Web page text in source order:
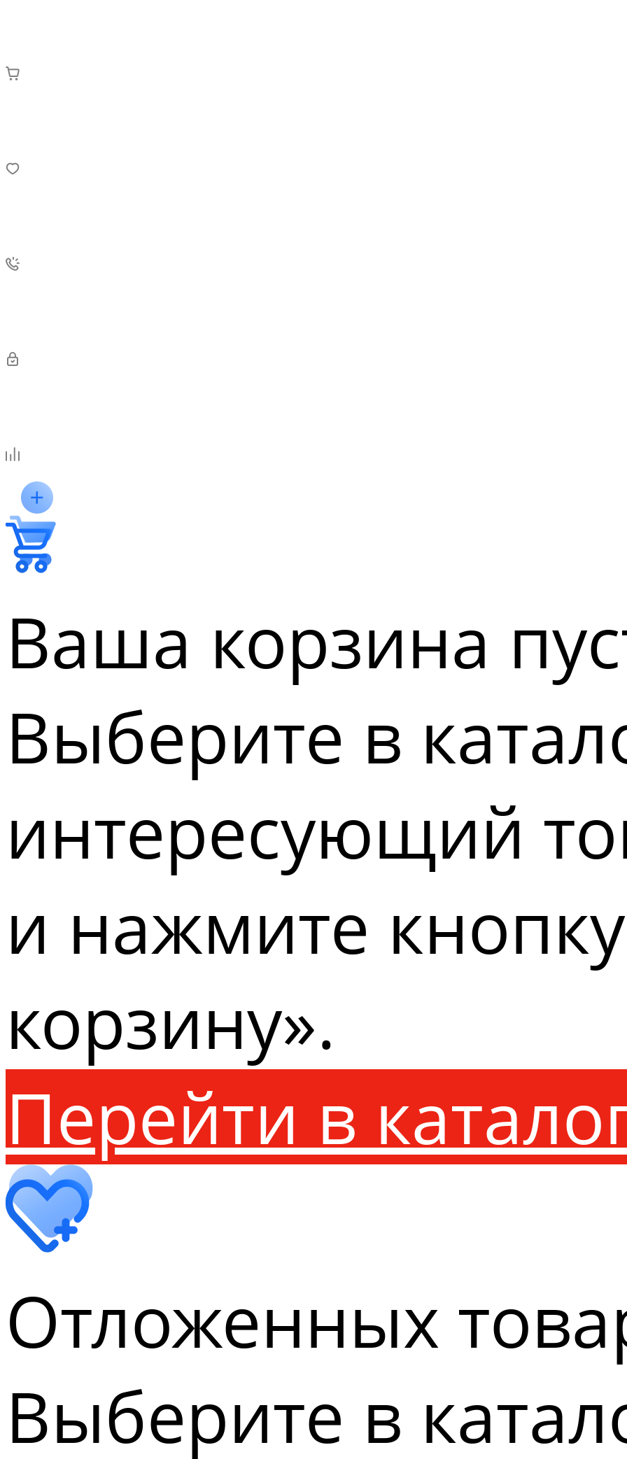
Ваша корзина
Выберите в
интересующий
и нажмите
корзину».
Перейти в
Отложенных
Выберите в